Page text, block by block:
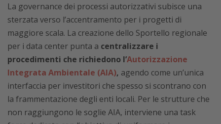
La governance dei processi autorizzativi subisce una
sterzata verso l’accentramento per i progetti di
maggiore scala. La creazione dello Sportello regionale
per i data center punta a centralizzare i
procedimenti che richiedono l’Autorizzazione
Integrata Ambientale (AIA), agendo come un’unica
interfaccia per investitori che spesso si scontrano con
la frammentazione degli enti locali. Per le strutture che
non raggiungono le soglie AIA, interviene una task